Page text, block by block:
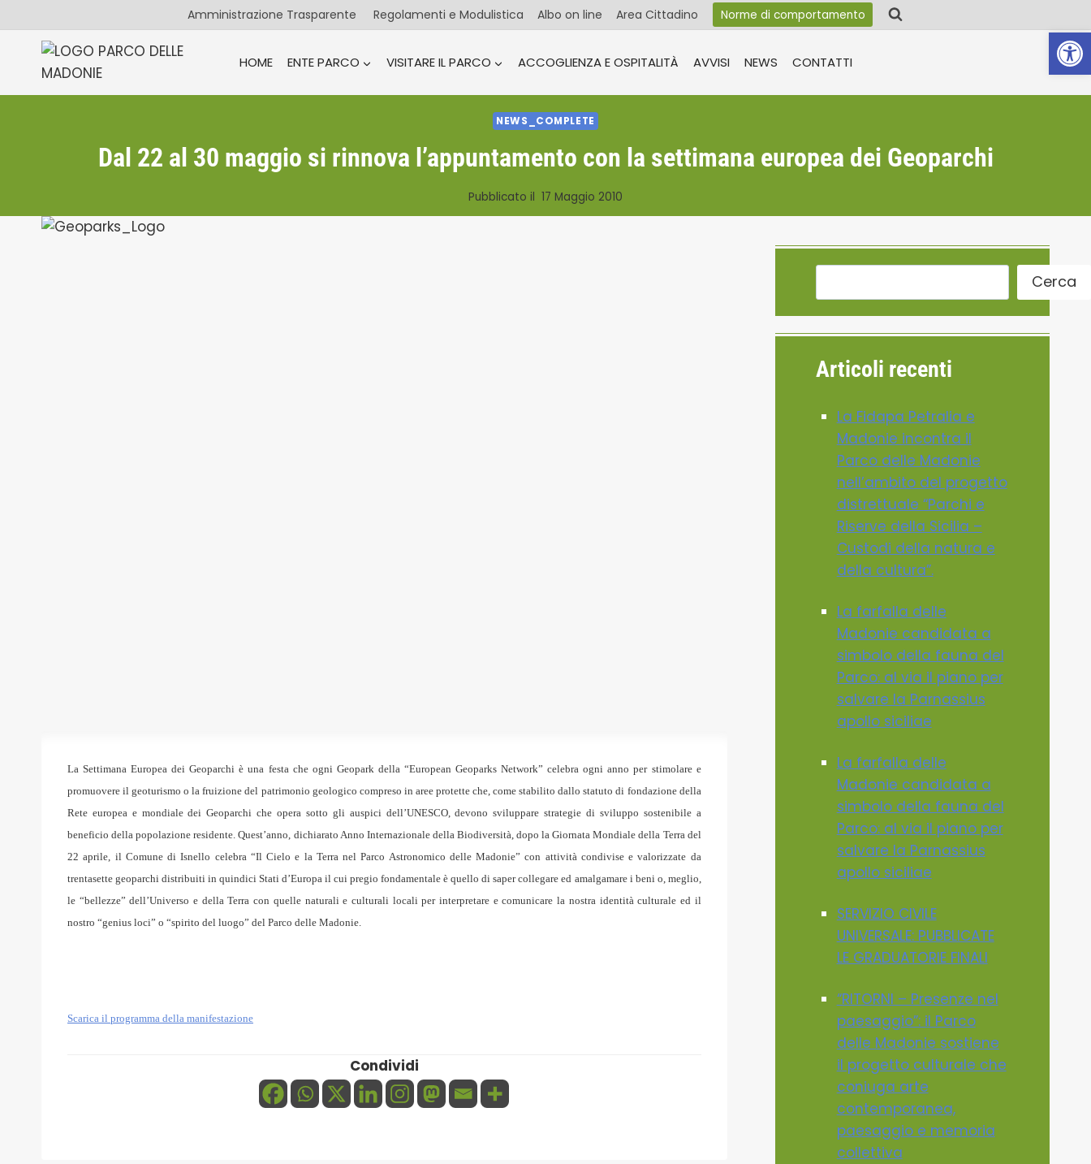
Apri
al
contenuto
Amministrazione Trasparente Regolamenti e Modulistica Albo on line Area Cittadino Norme di comportamento
HOME ENTE PARCO VISITARE IL PARCO ACCOGLIENZA E OSPITALITÀ AVVISI NEWS CONTATTI
NEWS_COMPLETE
Dal 22 al 30 maggio si rinnova l’appuntamento con la settimana europea dei Geoparchi
Pubblicato il 17 Maggio 2010
La Settimana Europea dei Geoparchi è una festa che ogni Geopark della “European Geoparks Network” celebra ogni anno per stimolare e
promuovere il geoturismo o la fruizione del patrimonio geologico compreso in aree protette che, come stabilito dallo statuto di fondazione della
Rete europea e mondiale dei Geoparchi che opera sotto gli auspici dell’UNESCO, devono sviluppare strategie di sviluppo sostenibile a
beneficio della popolazione residente. Quest’anno, dichiarato Anno Internazionale della Biodiversità, dopo la Giornata Mondiale della Terra del
22 aprile, il Comune di Isnello celebra “Il Cielo e la Terra nel Parco Astronomico delle Madonie” con attività condivise e valorizzate da
trentasette geoparchi distribuiti in quindici Stati d’Europa il cui pregio fondamentale è quello di saper collegare ed amalgamare i beni o, meglio,
le “bellezze” dell’Universo e della Terra con quelle naturali e culturali locali per interpretare e comunicare la nostra identità culturale ed il
nostro “genius loci” o “spirito del luogo” del Parco delle Madonie.
Scarica il programma della manifestazione
Condividi
Cerca
Articoli recenti
La Fidapa Petralia e
Madonie incontra il
Parco delle Madonie
nell’ambito del progetto
distrettuale “Parchi e
Riserve della Sicilia –
Custodi della natura e
della cultura”.
La farfalla delle
Madonie candidata a
simbolo della fauna del
Parco: al via il piano per
salvare la Parnassius
apollo siciliae
La farfalla delle
Madonie candidata a
simbolo della fauna del
Parco: al via il piano per
salvare la Parnassius
apollo siciliae
SERVIZIO CIVILE
UNIVERSALE: PUBBLICATE
LE GRADUATORIE FINALI
“RITORNI – Presenze nel
paesaggio”: il Parco
delle Madonie sostiene
il progetto culturale che
coniuga arte
contemporanea,
paesaggio e memoria
collettiva